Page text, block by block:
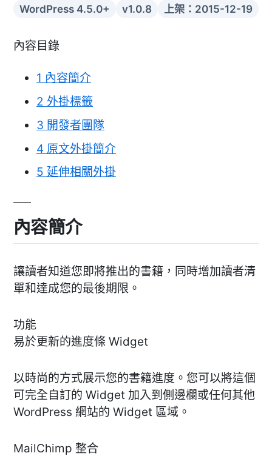
WordPress 4.5.0+ v1.0.8 上架：2015-12-19
內容目錄
1 內容簡介
2 外掛標籤
3 開發者團隊
4 原文外掛簡介
5 延伸相關外掛
內容簡介
讓讀者知道您即將推出的書籍，同時增加讀者清
單和達成您的最後期限。
功能
易於更新的進度條 Widget
以時尚的方式展示您的書籍進度。您可以將這個
可完全自訂的 Widget 加入到側邊欄或任何其他
WordPress 網站的 Widget 區域。
MailChimp 整合